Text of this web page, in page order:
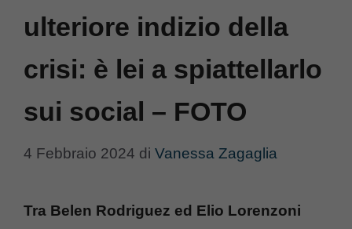
ulteriore indizio della
crisi: è lei a spiattellarlo
sui social – FOTO
4 Febbraio 2024 di Vanessa Zagaglia
Tra Belen Rodriguez ed Elio Lorenzoni